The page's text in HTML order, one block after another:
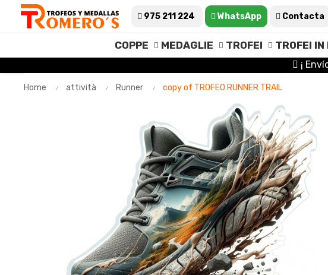
975 211 224 WhatsApp Contacta
COPPE MEDAGLIE TROFEI TROFEI
¡
Home attività Runner copy of TROFEO RUNNER TRAIL